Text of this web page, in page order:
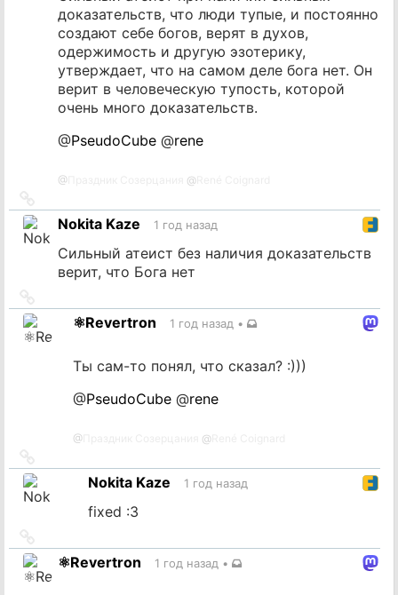
доказательств, что люди тупые, и постоянно
создают себе богов, верят в духов,
одержимость и другую эзотерику,
утверждает, что на самом деле бога нет. Он
верит в человеческую тупость, которой
очень много доказательств.
@PseudoCube @rene
@ @
на
источник
Nokita Kaze 1 год назад
Сильный атеист без наличия доказательств
верит, что Бога нет
на
источник⚛️Revertron 1 год назад •
Ты сам-то понял, что сказал? :)))
@PseudoCube @rene
@ @
на
источникNokita Kaze 1 год назад
fixed :3
на
источник
⚛️Revertron 1 год назад •